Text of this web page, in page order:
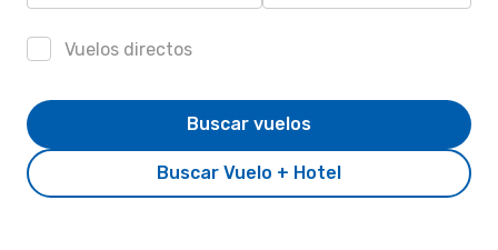
Vuelos directos
Buscar Vuelo + Hotel
Buscar vuelos